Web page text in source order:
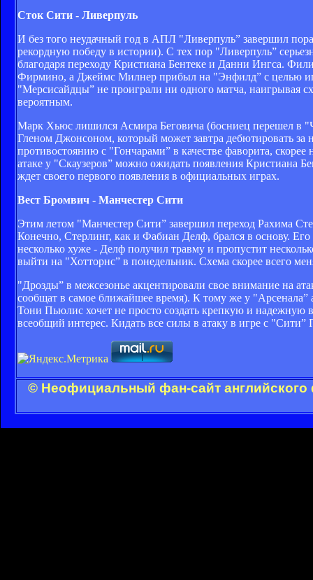
Сток Сити - Ливерпуль
И без того неудачный год в АПЛ "Ливерпуль” завершил
рекордную победу в истории). С тех пор "Ливерпуль”
благодаря переходу Кристиана Бентеке и Данни Ингса.
Фирмино, а Джеймс Милнер прибыл на "Энфилд” с целью
"Мерсисайдцы” не проиграли ни одного матча, наигрывая
вероятным.
Марк Хьюс лишился Асмира Беговича (босниец перешел в
Гленом Джонсоном, который может завтра дебютировать за
противостоянию с "Гончарами” в качестве фаворита,
атаке у "Скаузеров” можно ожидать появления Кристиана
ждет своего первого появления в официальных играх.
Вест Бромвич - Манчестер Сити
Этим летом "Манчестер Сити” завершил переход Рахима
Конечно, Стерлинг, как и Фабиан Делф, брался в основу.
несколько хуже - Делф получил травму и пропустит
выйти на "Хотторнс” в понедельник. Схема скорее всего
"Дрозды” в межсезонье акцентировали свое внимание на
сообщат в самое ближайшее время). К тому же у
Тони Пьюлис хочет не просто создать крепкую и надежную
всеобщий интерес. Кидать все силы в атаку в игре с "Сити”
© Неофициальный фан-сайт английского